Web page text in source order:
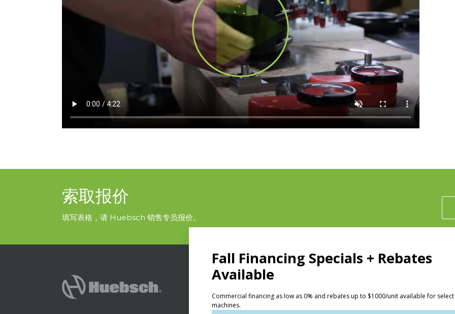
索取报价
填写表格，请 Huebsch 销售专员报价。
产品
自助洗衣店